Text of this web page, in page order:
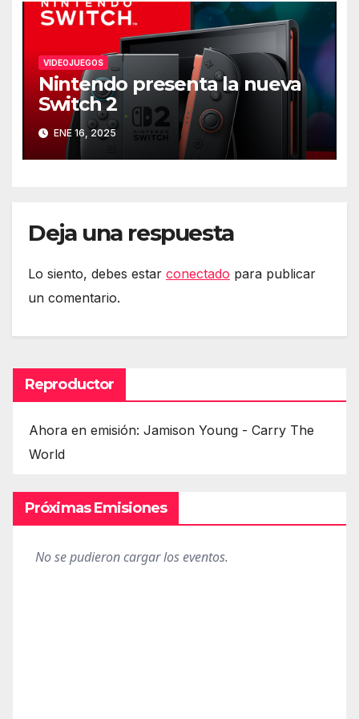
VIDEOJUEGOS
Nintendo presenta la nueva
Switch 2
ENE 16, 2025
Deja una respuesta
Lo siento, debes estar conectado para publicar
un comentario.
Reproductor
Ahora en emisión: Jamison Young - Carry The
World
Próximas Emisiones